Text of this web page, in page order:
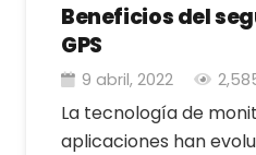
Beneficios del
GPS
9 abril, 2022
La tecnología de
aplicaciones han